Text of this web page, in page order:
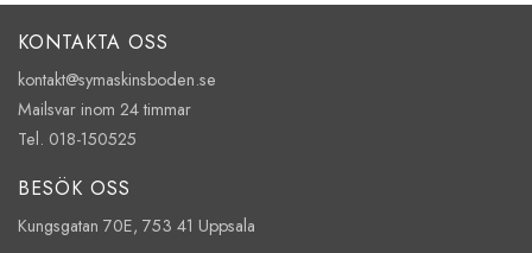
KONTAKTA OSS
kontakt@symaskinsboden.se
Mailsvar inom 24 timmar
Tel. 018-150525
BESÖK OSS
Kungsgatan 70E, 753 41 Uppsala